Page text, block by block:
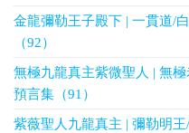
金龍彌勒王子殿下 | 一貫道/
（92）
無極九龍真主紫微聖人 | 無
預言集（91）
紫薇聖人九龍真主 | 彌勒明